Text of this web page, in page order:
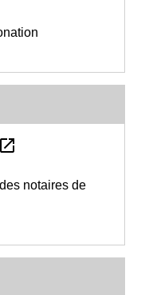
open_in_new
notaires de